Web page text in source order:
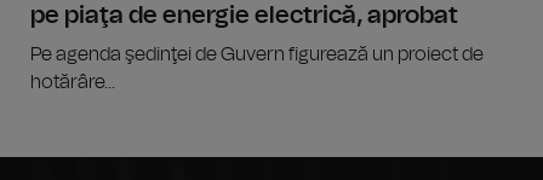
pe piaţa de energie electrică, aprobat
Pe agenda şedinţei de Guvern figurează un proiect de
hotărâre...